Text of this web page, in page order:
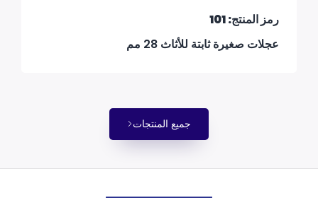
رمز المنتج: 101
عجلات صغيرة ثابتة للأثاث 28 مم
جميع المنتجات